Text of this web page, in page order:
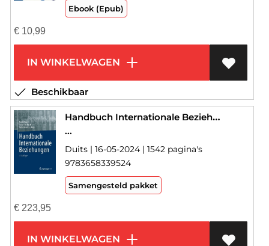
Ebook (Epub)
€10,99
IN WINKELWAGEN
Beschikbaar
Handbuch Internationale Beziehungen
...
Duits | 16-05-2024 | 1542 pagina's
9783658339524
Samengesteld pakket
€223,95
IN WINKELWAGEN